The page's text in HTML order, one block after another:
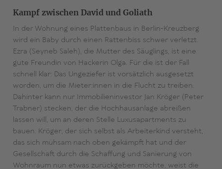
Kampf zwischen David und Goliath
In der Wohnung eines Plattenbaus in Berlin-Kreuzberg
wird ein Baby durch einen Rattenbiss schwer verletzt.
Ezra (Seyneb Saleh), die Mutter des Säuglings, ist eine
gute Freundin von Hackerin Olga. Für die ist der Fall
schnell klar: Das Ungeziefer ist vorsätzlich ausgesetzt
worden, um die Mieter:innen in die Flucht zu treiben.
Dahinter kann nur Immobilieninvestor Jan Kröger (Peter
Trabner) stecken, der die Hochhausanlage abreißen
lassen will, um an deren Stelle Luxusapartments zu
bauen. Kröger, der sich selbst als Arbeiterkind versteht,
das sich mühsam nach oben gekämpft hat und der
Gesellschaft durch die Schaffung und Sanierung von
Wohnraum nun etwas zurückgeben möchte, weist die